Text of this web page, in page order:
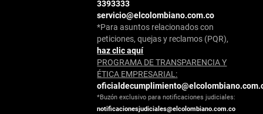
3393333
servicio@elcolombiano.com.co
*Para asuntos relacionados con
peticiones, quejas y reclamos (PQR),
haz clic aquí
PROGRAMA DE TRANSPARENCIA Y
ÉTICA EMPRESARIAL:
*Buzón exclusivo para notificaciones judiciales:
notificacionesjudiciales@elcolombiano.com.co